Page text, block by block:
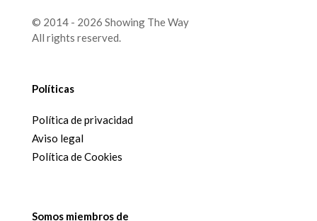
© 2014 - 2026 Showing The Way
All rights reserved.
Políticas
Política de privacidad
Aviso legal
Política de Cookies
Somos miembros de